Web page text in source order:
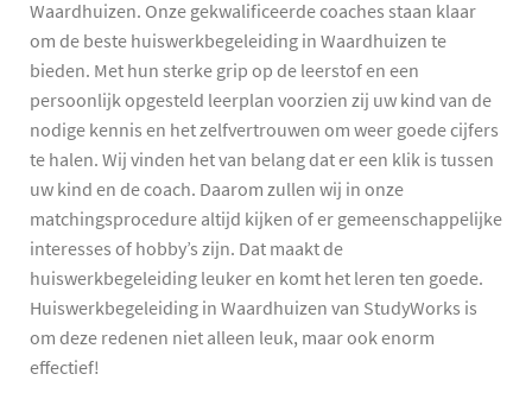
Waardhuizen. Onze gekwalificeerde coaches staan klaar
om de beste huiswerkbegeleiding in Waardhuizen te
bieden. Met hun sterke grip op de leerstof en een
persoonlijk opgesteld leerplan voorzien zij uw kind van de
nodige kennis en het zelfvertrouwen om weer goede cijfers
te halen. Wij vinden het van belang dat er een klik is tussen
uw kind en de coach. Daarom zullen wij in onze
matchingsprocedure altijd kijken of er gemeenschappelijke
interesses of hobby’s zijn. Dat maakt de
huiswerkbegeleiding leuker en komt het leren ten goede.
Huiswerkbegeleiding in Waardhuizen van StudyWorks is
om deze redenen niet alleen leuk, maar ook enorm
effectief!